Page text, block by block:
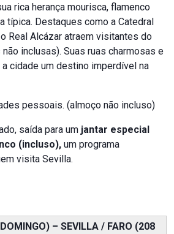
rica herança mourisca, flamenco
típica. Destaques como a Catedral
Real Alcázar atraem visitantes do
inclusas). Suas ruas charmosas e
cidade um destino imperdível na
pessoais. (almoço não incluso)
saída para um jantar especial
(incluso), um programa
visita Sevilla.
– SEVILLA / FARO (208